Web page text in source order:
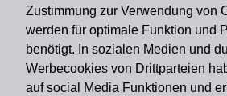
Zustimmung zur Verwendung von
werden für optimale Funktion und
benötigt. In sozialen Medien und
Werbecookies von Drittparteien
auf social Media Funktionen und
Zahlungsart